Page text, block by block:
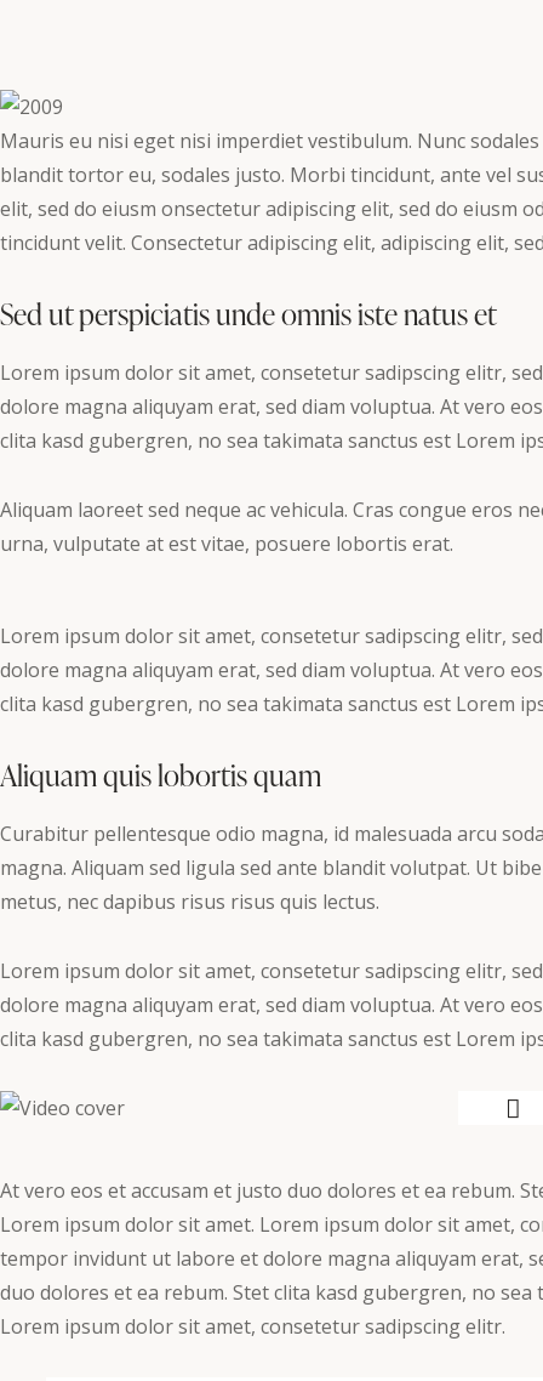
Mauris eu nisi eget nisi imperdiet vestibulum. Nunc
blandit tortor eu, sodales justo. Morbi tincidunt, ante vel
elit, sed do eiusm onsectetur adipiscing elit, sed do eiusm
tincidunt velit. Consectetur adipiscing elit, adipiscing elit,
Sed ut perspiciatis unde omnis iste natus et
Lorem ipsum dolor sit amet, consetetur sadipscing elitr,
dolore magna aliquyam erat, sed diam voluptua. At vero
clita kasd gubergren, no sea takimata sanctus est Lorem
Aliquam laoreet sed neque ac vehicula. Cras congue eros
urna, vulputate at est vitae, posuere lobortis erat.
Lorem ipsum dolor sit amet, consetetur sadipscing elitr,
dolore magna aliquyam erat, sed diam voluptua. At vero
clita kasd gubergren, no sea takimata sanctus est Lorem
Aliquam quis lobortis quam
Curabitur pellentesque odio magna, id malesuada arcu
magna. Aliquam sed ligula sed ante blandit volutpat. Ut
metus, nec dapibus risus risus quis lectus.
Lorem ipsum dolor sit amet, consetetur sadipscing elitr,
dolore magna aliquyam erat, sed diam voluptua. At vero
clita kasd gubergren, no sea takimata sanctus est Lorem
At vero eos et accusam et justo duo dolores et ea rebum.
Lorem ipsum dolor sit amet. Lorem ipsum dolor sit amet,
tempor invidunt ut labore et dolore magna aliquyam erat,
duo dolores et ea rebum. Stet clita kasd gubergren, no
Lorem ipsum dolor sit amet, consetetur sadipscing elitr.